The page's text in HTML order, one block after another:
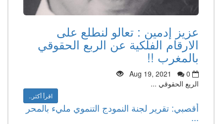
عزيز إدمين : تعالو لنطلع على
الارقام الفلكية عن الربع الحقوقي
بالمغرب !!
Aug 19, 2021
0
الريع الحقوقي ...
اقرأ أكثر..
أقصبي: تقرير لجنة النمودج التنموي مليء بالمحر